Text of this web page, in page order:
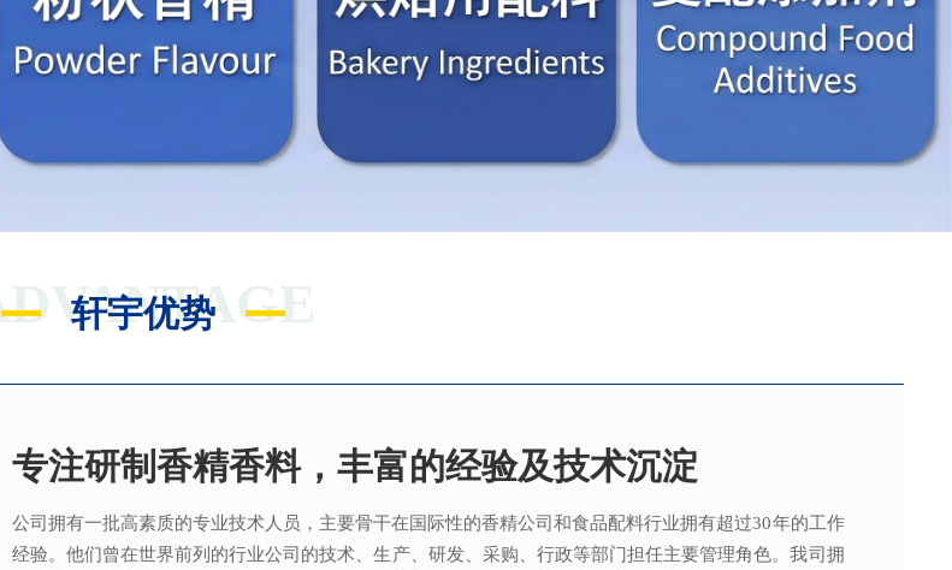
ADVANTAGE
轩宇优势
专注研制香精香料，丰富的经验及技术沉淀
公司拥有一批高素质的专业技术人员，主要骨干在国际性的香精公司和食品配料行业拥有超过30年的工作
经验。他们曾在世界前列的行业公司的技术、生产、研发、采购、行政等部门担任主要管理角色。我司拥
满足客户不同的调香需求
拥有独立的香精香料技术研发实验室和生产车间，可为客户提供适合、满意，高性价比的高品质香精。
完善的质量管理体系
从2005年起，公司就建立了国际认可的ISO9001：2015质量管理体系及ISO22000：2018 食品安全管理体
系，为所有产品质量稳定性及食用安全性保驾护航。
真心酿香味 芬芳传五洲
轩宇的应用及技术服务中心，汇聚了多位优秀的技术工程师从事香精香料在各类产品中的开发应用，能高
效地针对客户需求打造不同产品，满 足客户对提高其产品质量以及缩短交货期的需求。